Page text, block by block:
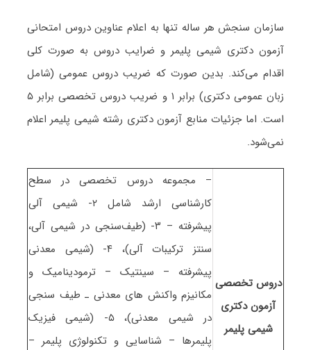
سازمان سنجش هر ساله تنها به اعلام عناوین دروس امتحانی
آزمون دکتری شیمی پلیمر و ضرایب دروس به صورت کلی
اقدام می‌کند. بدین صورت که ضریب دروس عمومی (شامل
زبان عمومی دکتری) برابر ۱ و ضریب دروس تخصصی برابر ۵
است. اما جزئیات منابع آزمون دکتری رشته شیمی پلیمر اعلام
نمی‌شود.
دروس تخصصی
آزمون دکتری
شیمی پلیمر
– مجموعه دروس تخصصی در سطح
کارشناسی ارشد شامل ۲- شیمی آلی
پیشرفته – ۳- (طیف‌سنجی در شیمی آلی،
سنتز ترکیبات آلی)، ۴- (شیمی معدنی
پیشرفته – سینتیک – ترمودینامیک و
مکانیزم واکنش های معدنی ـ طیف سنجی
در شیمی معدنی)، ۵- (شیمی فیزیک
پلیمرها – شناسایی و تکنولوژی پلیمر –